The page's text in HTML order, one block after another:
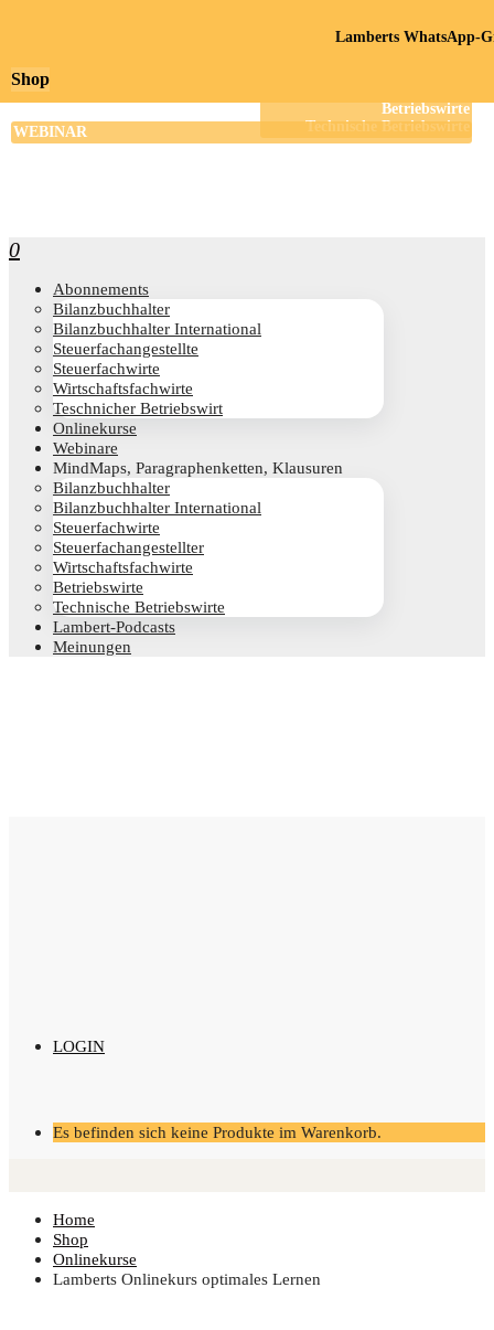
0
Abon­ne­ments
Bilanz­buch­hal­ter
Bilanz­buch­hal­ter International
Steu­er­fach­an­ge­stell­te
Steu­er­fach­wir­te
Wirt­schafts­fach­wir­te
Teschni­cher Betriebswirt
Online­kur­se
Web­i­na­re
Mind­Maps, Para­gra­phen­ket­ten, Klausuren
Bilanz­buch­hal­ter
Bilanz­buch­hal­ter International
Steu­er­fach­wir­te
Steu­er­fach­an­ge­stell­ter
Wirt­schafts­fach­wir­te
Betriebs­wir­te
Tech­ni­sche Betriebswirte
Lam­­bert-Pod­­casts
Mei­nun­gen
LOGIN
Es befinden sich keine Produkte im Warenkorb.
Home
Shop
Onlinekurse
Lam­berts Online­kurs opti­ma­les Lernen
Shop
Lamberts WhatsApp-